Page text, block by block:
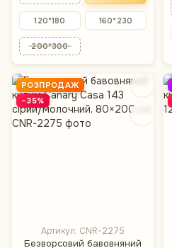
120*180 160*230
200*300
РОЗПРОДАЖ
−35%
Артикул: CNR-2275
Безворсовий бавовняний